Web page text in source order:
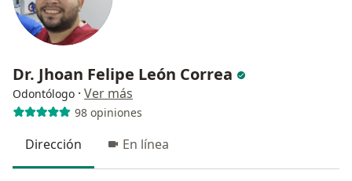
Dr. Jhoan Felipe León Correa
Odontólogo · Ver más
98 opiniones
Dirección En línea